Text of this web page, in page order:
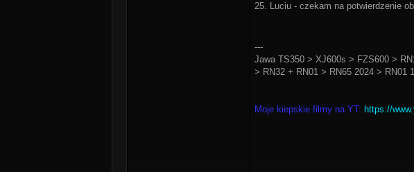
25. Luciu - czekam na potwierdzenie
---
Jawa TS350 > XJ600s > FZS600 >
> RN32 + RN01 > RN65 2024 > RN01
Moje kiepskie filmy na YT: https://